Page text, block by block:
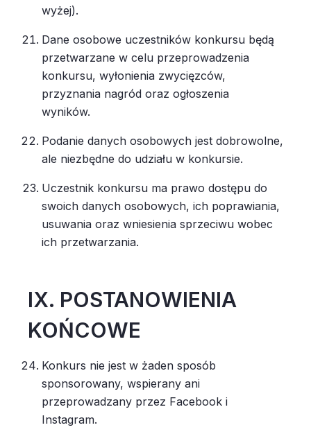
wyżej).
Dane osobowe uczestników konkursu będą
przetwarzane w celu przeprowadzenia
konkursu, wyłonienia zwycięzców,
przyznania nagród oraz ogłoszenia
wyników.
Podanie danych osobowych jest dobrowolne,
ale niezbędne do udziału w konkursie.
Uczestnik konkursu ma prawo dostępu do
swoich danych osobowych, ich poprawiania,
usuwania oraz wniesienia sprzeciwu wobec
ich przetwarzania.
IX. POSTANOWIENIA
KOŃCOWE
Konkurs nie jest w żaden sposób
sponsorowany, wspierany ani
przeprowadzany przez Facebook i
Instagram.